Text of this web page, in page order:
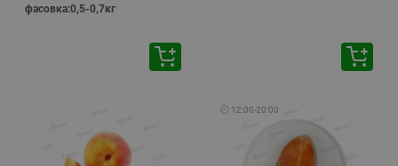
фасовка:0,5-0,7кг
🕘 12:00-20:00